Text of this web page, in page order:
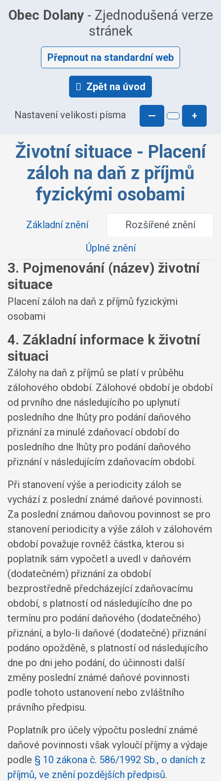
Obec Dolany- Zjednodušená verze
stránek
Přepnout na standardní web
Zpět na úvod
Nastavení velikosti písma — +
Životní situace - Placení
záloh na daň z příjmů
fyzickými osobami
Základní znění
Rozšířené znění
Úplné znění
3. Pojmenování (název) životní
situace
Placení záloh na daň z příjmů fyzickými
osobami
4. Základní informace k životní
situaci
Zálohy na daň z příjmů se platí v průběhu
zálohového období. Zálohové období je období
od prvního dne následujícího po uplynutí
posledního dne lhůty pro podání daňového
přiznání za minulé zdaňovací období do
posledního dne lhůty pro podání daňového
přiznání v následujícím zdaňovacím období.
Při stanovení výše a periodicity záloh se
vychází z poslední známé daňové povinnosti.
Za poslední známou daňovou povinnost se pro
stanovení periodicity a výše záloh v zálohovém
období považuje rovněž částka, kterou si
poplatník sám vypočetl a uvedl v daňovém
(dodatečném) přiznání za období
bezprostředně předcházející zdaňovacímu
období, s platností od následujícího dne po
termínu pro podání daňového (dodatečného)
přiznání, a bylo-li daňové (dodatečné) přiznání
podáno opožděně, s platností od následujícího
dne po dni jeho podání, do účinnosti další
změny poslední známé daňové povinnosti
podle tohoto ustanovení nebo zvláštního
právního předpisu.
Poplatník pro účely výpočtu poslední známé
daňové povinnosti však vyloučí příjmy a výdaje
podle § 10 zákona č. 586/1992 Sb., o daních z
příjmů, ve znění pozdějších předpisů.